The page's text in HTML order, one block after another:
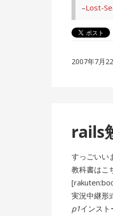
–Lost-
2007年7月
rails
すっごいい
教科書はこ
実況中継形
p1インスト